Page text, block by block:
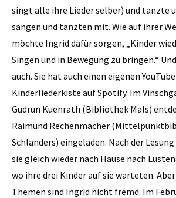
singt alle ihre Lieder selber) und tanzte
sangen und tanzten mit. Wie auf ihrer
möchte Ingrid dafür sorgen, „Kinder
Singen und in Bewegung zu bringen.“
auch. Sie hat auch einen eigenen
Kinderliederkiste auf Spotify. Im
Gudrun Kuenrath (Bibliothek Mals)
Raimund Rechenmacher
Schlanders) eingeladen. Nach der
sie gleich wieder nach Hause nach
wo ihre drei Kinder auf sie warteten.
Themen sind Ingrid nicht fremd. Im